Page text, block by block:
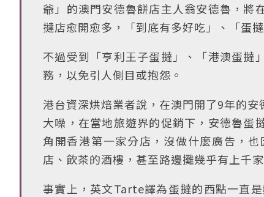
爺」的澳門安德魯餅店主人翁安德魯，將
撻店愈開愈多，「到底有多好吃」、「蛋
不過受到「亨利王子蛋撻」、「港澳蛋撻
務，以免引人側目或抱怨。
港台資深烘焙業者說，在澳門開了9年的
大噪，在當地旅遊界的促銷下，安德魯蛋
角開香港第一家分店，沒做什麼廣告，
店、飲茶的酒樓，甚至路邊攤幾乎有上千
事實上，英文Tarte譯為蛋撻的西點一直